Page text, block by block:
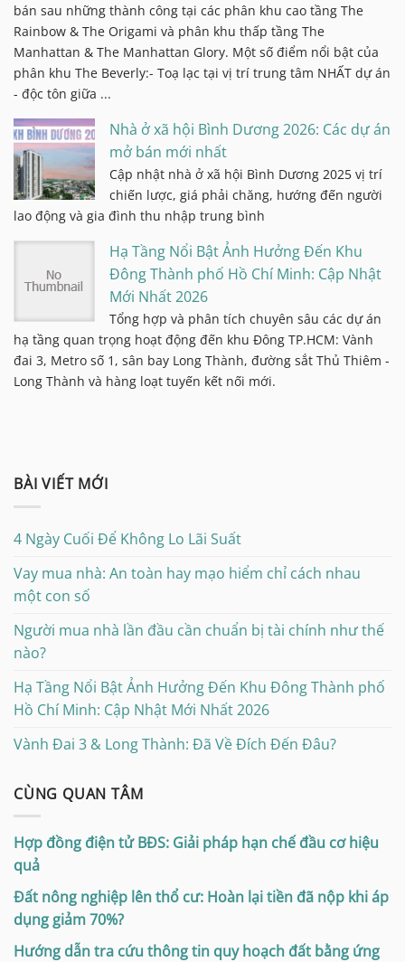
bán sau những thành công tại các phân khu cao tầng The
Rainbow & The Origami và phân khu thấp tầng The
Manhattan & The Manhattan Glory. Một số điểm nổi bật của
phân khu The Beverly:- Toạ lạc tại vị trí trung tâm NHẤT dự án
- độc tôn giữa ...
Nhà ở xã hội Bình Dương 2026: Các dự án
mở bán mới nhất
Cập nhật nhà ở xã hội Bình Dương 2025 vị trí
chiến lược, giá phải chăng, hướng đến người
lao động và gia đình thu nhập trung bình
Hạ Tầng Nổi Bật Ảnh Hưởng Đến Khu
Đông Thành phố Hồ Chí Minh: Cập Nhật
Mới Nhất 2026
Tổng hợp và phân tích chuyên sâu các dự án
hạ tầng quan trọng hoạt động đến khu Đông TP.HCM: Vành
đai 3, Metro số 1, sân bay Long Thành, đường sắt Thủ Thiêm -
Long Thành và hàng loạt tuyến kết nối mới.
BÀI VIẾT MỚI
4 Ngày Cuối Để Không Lo Lãi Suất
Vay mua nhà: An toàn hay mạo hiểm chỉ cách nhau
một con số
Người mua nhà lần đầu cần chuẩn bị tài chính như thế
nào?
Hạ Tầng Nổi Bật Ảnh Hưởng Đến Khu Đông Thành phố
Hồ Chí Minh: Cập Nhật Mới Nhất 2026
Vành Đai 3 & Long Thành: Đã Về Đích Đến Đâu?
CÙNG QUAN TÂM
Hợp đồng điện tử BĐS: Giải pháp hạn chế đầu cơ hiệu
quả
Đất nông nghiệp lên thổ cư: Hoàn lại tiền đã nộp khi áp
dụng giảm 70%?
Hướng dẫn tra cứu thông tin quy hoạch đất bằng ứng